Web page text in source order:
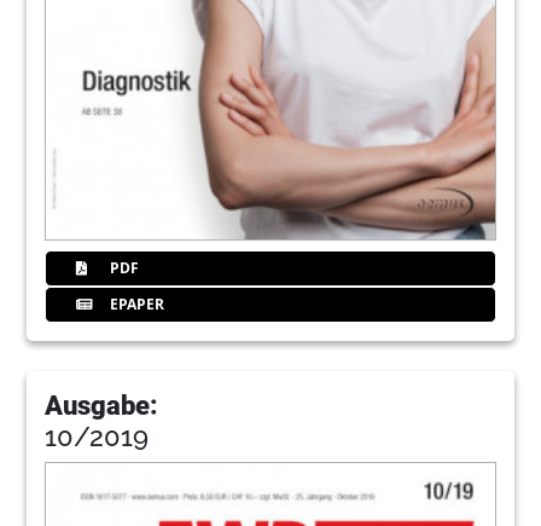
PDF
EPAPER
Ausgabe:
10/2019